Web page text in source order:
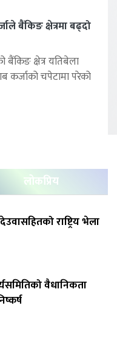
बैंकिङ क्षेत्रमा बढ्दो
बैंकिङ क्षेत्र यतिबेला
कर्जाको चपेटामा परेको
लोकप्रिय
राष्ट्रिय भेला
वैधानिकता